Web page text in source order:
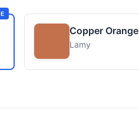
Copper Orange
Lamy